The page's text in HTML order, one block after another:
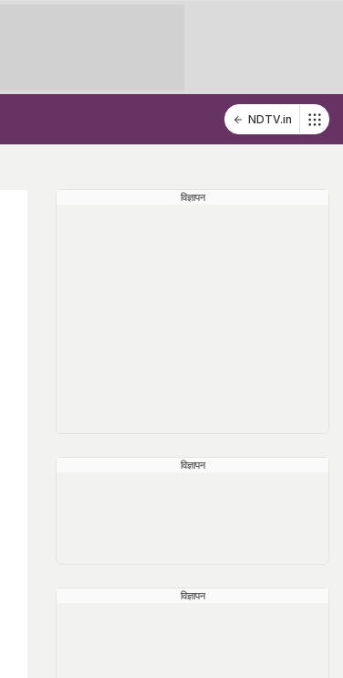
NDTV.in
विज्ञापन
विज्ञापन
विज्ञापन